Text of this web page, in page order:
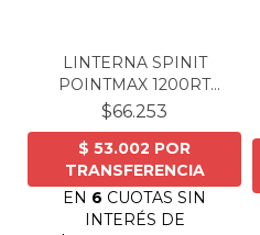
LINTERNA SPINIT
POINTMAX 1200RT
RECARGAB...
$66.253